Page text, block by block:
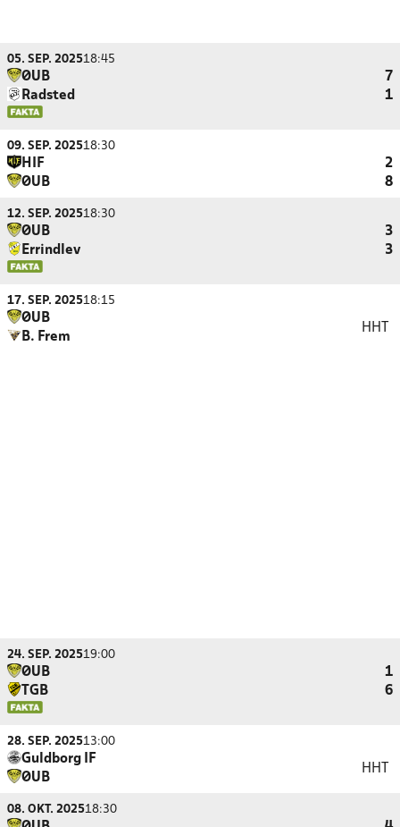
05. SEP. 202518:45
ØUB
7
Radsted
1
09. SEP. 202518:30
HIF
2
ØUB
8
12. SEP. 202518:30
ØUB
3
Errindlev
3
17. SEP. 202518:15
ØUB
B. Frem
HHT
24. SEP. 202519:00
ØUB
1
TGB
6
28. SEP. 202513:00
Guldborg IF
ØUB
HHT
08. OKT. 202518:30